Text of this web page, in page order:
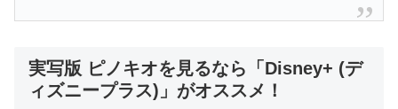
実写版 ピノキオを見るなら「Disney+ (デ
ィズニープラス)」がオススメ！